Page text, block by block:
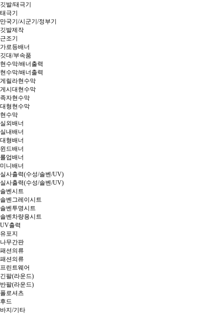
깃발/태극기
태극기
만국기/시군기/정부기
깃발제작
근조기
가로등배너
깃대/부속품
현수막/배너출력
현수막/배너출력
게릴라현수막
게시대현수막
족자현수막
대형현수막
현수막
실외배너
실내배너
대형배너
윈드배너
롤업배너
미니배너
실사출력(수성/솔벤/UV)
실사출력(수성/솔벤/UV)
솔벤시트
솔벤그레이시트
솔벤투명시트
솔벤차량용시트
UV출력
유포지
나무간판
패션의류
패션의류
프린트웨어
긴팔(라운드)
반팔(라운드)
폴로셔츠
후드
바지/기타